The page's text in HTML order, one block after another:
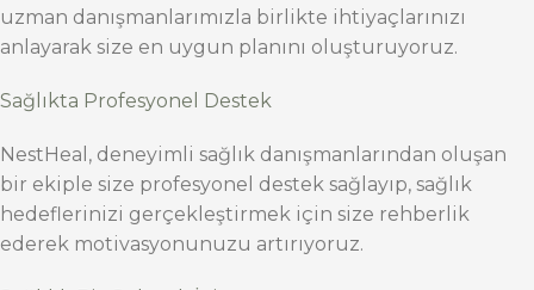
uzman danışmanlarımızla birlikte ihtiyaçlarınızı
anlayarak size en uygun planını oluşturuyoruz.
Sağlıkta Profesyonel Destek
NestHeal, deneyimli sağlık danışmanlarından oluşan
bir ekiple size profesyonel destek sağlayıp, sağlık
hedeflerinizi gerçekleştirmek için size rehberlik
ederek motivasyonunuzu artırıyoruz.